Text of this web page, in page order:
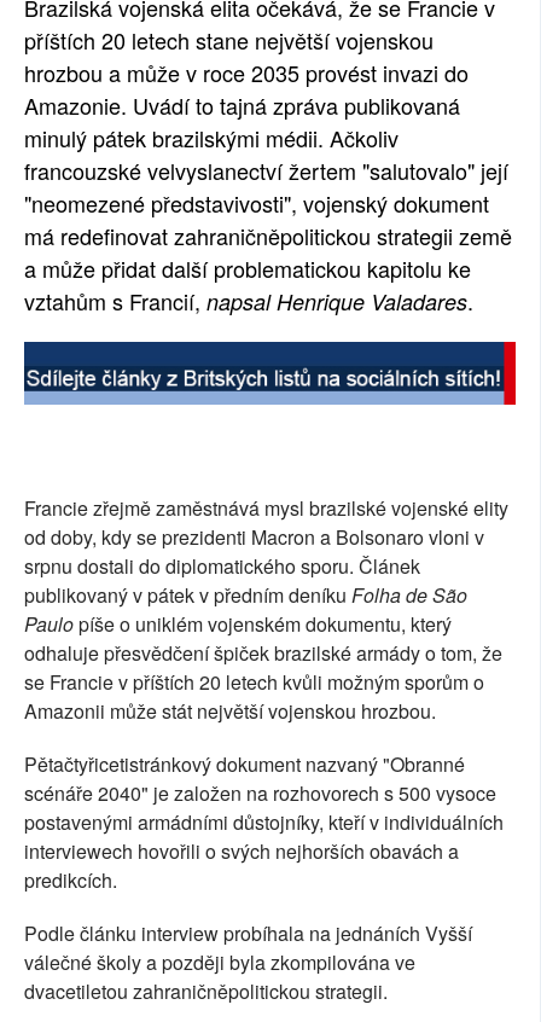
SOCIÁLNÍ SÍTĚ
RUBRIKY
PLNÁ VERZE STRÁNEK
Brazilská vojenská elita očekává, že se Francie v
příštích 20 letech stane největší vojenskou
hrozbou a může v roce 2035 provést invazi do
Amazonie. Uvádí to tajná zpráva publikovaná
minulý pátek brazilskými médii. Ačkoliv
francouzské velvyslanectví žertem "salutovalo" její
"neomezené představivosti", vojenský dokument
má redefinovat zahraničněpolitickou strategii země
a může přidat další problematickou kapitolu ke
vztahům s Francií, napsal Henrique Valadares.
Francie zřejmě zaměstnává mysl brazilské vojenské elity
od doby, kdy se prezidenti Macron a Bolsonaro vloni v
srpnu dostali do diplomatického sporu. Článek
publikovaný v pátek v předním deníku Folha de São
Paulopíše o uniklém vojenském dokumentu, který
odhaluje přesvědčení špiček brazilské armády o tom, že
se Francie v příštích 20 letech kvůli možným sporům o
Amazonii může stát největší vojenskou hrozbou.
Pětačtyřicetistránkový dokument nazvaný "Obranné
scénáře 2040" je založen na rozhovorech s 500 vysoce
postavenými armádními důstojníky, kteří v individuálních
interviewech hovořili o svých nejhorších obavách a
predikcích.
Podle článku interview probíhala na jednáních Vyšší
válečné školy a později byla zkompilována ve
dvacetiletou zahraničněpolitickou strategii.